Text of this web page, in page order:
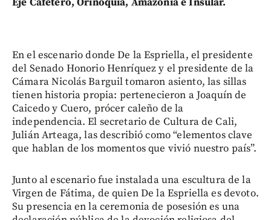
Eje Cafetero, Orinoquía, Amazonía e Insular.
En el escenario donde De la Espriella, el presidente
del Senado Honorio Henríquez y el presidente de la
Cámara Nicolás Barguil tomaron asiento, las sillas
tienen historia propia: pertenecieron a Joaquín de
Caicedo y Cuero, prócer caleño de la
independencia. El secretario de Cultura de Cali,
Julián Arteaga, las describió como “elementos clave
que hablan de los momentos que vivió nuestro país”.
Junto al escenario fue instalada una escultura de la
Virgen de Fátima, de quien De la Espriella es devoto.
Su presencia en la ceremonia de posesión es una